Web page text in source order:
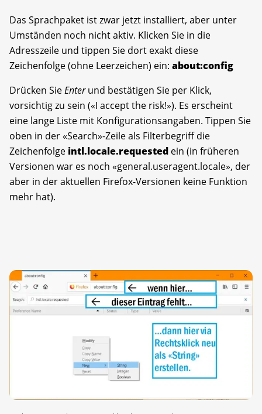
Das Sprachpaket ist zwar jetzt installiert, aber unter
Umständen noch nicht aktiv. Klicken Sie in die
Adresszeile und tippen Sie dort exakt diese
Zeichenfolge (ohne Leerzeichen) ein: about:config
Drücken SieEnterund bestätigen Sie per Klick,
vorsichtig zu sein («I accept the risk!»). Es erscheint
eine lange Liste mit Konfigurationsangaben. Tippen Sie
oben in der «Search»-Zeile als Filterbegriff die
Zeichenfolge intl.locale.requested ein (in früheren
Versionen war es noch «general.useragent.locale», der
aber in der aktuellen Firefox-Versionen keine Funktion
mehr hat).